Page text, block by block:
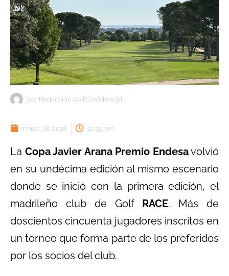
por Redacción GolfConfidencial
mayo 28, 2026 10:34 am
La Copa Javier Arana Premio Endesavolvió
en su undécima edición al mismo escenario
donde se inició con la primera edición, el
madrileño club de GolfRACE. Más de
doscientos cincuenta jugadores inscritos en
un torneo que forma parte de los preferidos
por los socios del club.